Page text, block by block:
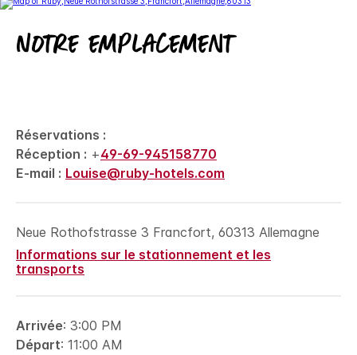
Notre emplacement
Réservations :
Réception : +49-69-945158770
E-mail : Louise@ruby-hotels.com
Neue Rothofstrasse 3 Francfort, 60313 Allemagne
Informations sur le stationnement et les
transports
Arrivée: 3:00 PM
Départ: 11:00 AM